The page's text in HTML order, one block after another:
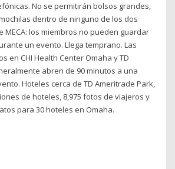
No se permitirán bolsos grandes,
dentro de ninguno de los dos
MECA: los miembros no pueden guardar
un evento. Llega temprano. Las
en CHI Health Center Omaha y TD
abren de 90 minutos a una
Hoteles cerca de TD Ameritrade Park,
de hoteles, 8,975 fotos de viajeros y
para 30 hoteles en Omaha.